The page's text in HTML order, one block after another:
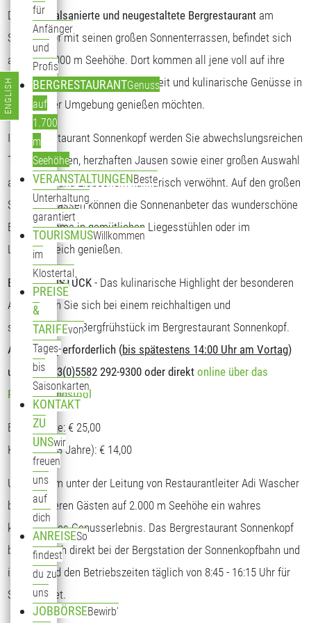
für
Anfänger
und
Profis
BERGRESTAURANTGenuss
auf
1.700
m
Seehöhe
VERANSTALTUNGENBeste
Unterhaltung
garantiert
TOURISMUSWillkommen
im
Klostertal
PREISE
&
TARIFEvon
Tages-
bis
Saisonkarten
KONTAKT
ZU
UNSwir
freuen
uns
auf
dich
ANREISESo
findest
du zu
uns
JOBBÖRSEBewirb'
Das generalsanierte und neugestaltete Bergrestaurant am
Sonnenkopf mit seinen großen Sonnenterrassen, befindet sich
auf fast 2.000 m Seehöhe. Dort kommen all jene voll auf ihre
Kosten, die freundliche Gastlichkeit und kulinarische Genüsse in
traumhafter Umgebung genießen möchten.
Im Bergrestaurant Sonnenkopf werden Sie abwechslungsreichen
Tagesgerichten, herzhaften Jausen sowie einer großen Auswahl
an Kuchen und Eisbechern kulinarisch verwöhnt. Auf den großen
Sonnenterrassen können die Sonnenanbeter das wunderschöne
Bergpanorama in gemütlichen Liegesstühlen oder im
Loungebereich genießen.
BERGFRÜHSTÜCK - Das kulinarische Highlight der besonderen
Art. Stärken Sie sich bei einem reichhaltigen und
schmackhaften Bergfrühstück im Bergrestaurant Sonnenkopf.
Anmeldung erforderlich (bis spätestens 14:00 Uhr am Vortag)
unter T: +43(0)5582 292-9300 oder direktonline über das
Reservierungstool
Erwachsene: € 25,00
Kinder (5-13 Jahre): € 14,00
Unser Team unter der Leitung von Restaurantleiter Adi Wascher
bietet unseren Gästen auf 2.000 m Seehöhe ein wahres
kulinarisches Genusserlebnis. Das Bergrestaurant Sonnenkopf
befindet sich direkt bei der Bergstation der Sonnenkopfbahn und
ist während den Betriebszeiten täglich von 8:45 - 16:15 Uhr für
Sie geöffnet.
Sprache auswählen
ENGLISH